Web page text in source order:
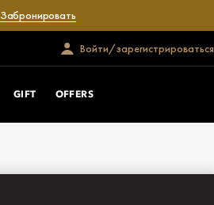
Забронировать
Войти/зарегистрироваться
GIFT OFFERS